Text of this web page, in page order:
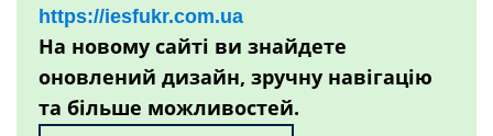
https://iesfukr.com.ua
На новому сайті ви знайдете
оновлений дизайн, зручну навігацію
та більше можливостей.